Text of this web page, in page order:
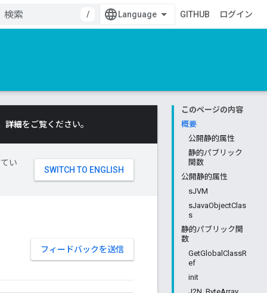
/
GITHUB ログイン
このページの内容
概要
公開静的属性
静的パブリック
関数
公開静的属性
sJVM
sJavaObjectClas
s
静的パブリック関
数
GetGlobalClassR
ef
init
詳細をご覧ください。
い
フィードバックを送信